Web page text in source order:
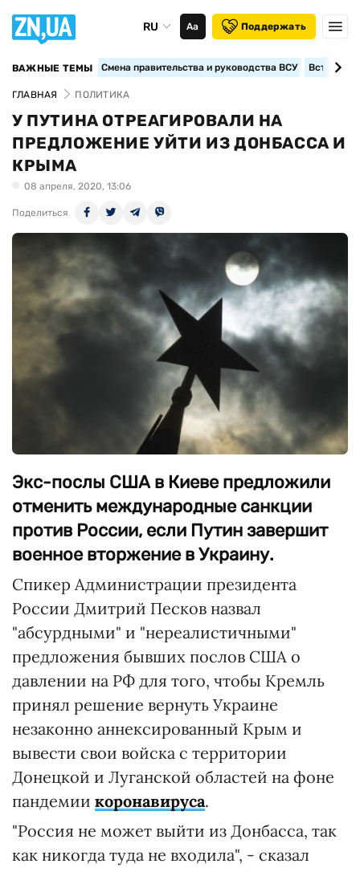
RU Аа Поддержать
ВАЖНЫЕ ТЕМЫ Смена правительства и руководства ВСУ
ГЛАВНАЯ ПОЛИТИКА
У ПУТИНА ОТРЕАГИРОВАЛИ НА
ПРЕДЛОЖЕНИЕ УЙТИ ИЗ ДОНБАССА И
КРЫМА
08 апреля, 2020, 13:06
Поделиться
Экс-послы США в Киеве предложили
отменить международные санкции
против России, если Путин завершит
военное вторжение в Украину.
Спикер Администрации президента
России Дмитрий Песков назвал
"абсурдными" и "нереалистичными"
предложения бывших послов США о
давлении на РФ для того, чтобы Кремль
принял решение вернуть Украине
незаконно аннексированный Крым и
вывести свои войска с территории
Донецкой и Луганской областей на фоне
пандемии коронавируса.
"Россия не может выйти из Донбасса, так
как никогда туда не входила", - сказал